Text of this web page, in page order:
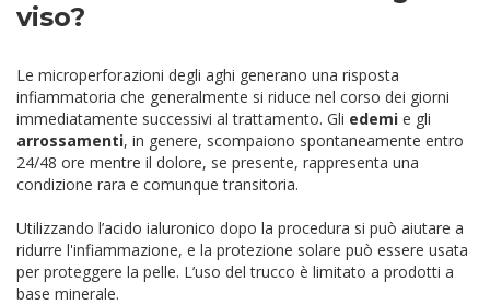
viso?
Le microperforazioni degli aghi generano una risposta
infiammatoria che generalmente si riduce nel corso dei giorni
immediatamente successivi al trattamento. Gli edemi e gli
arrossamenti, in genere, scompaiono spontaneamente entro
24/48 ore mentre il dolore, se presente, rappresenta una
condizione rara e comunque transitoria.
Utilizzando l’acido ialuronico dopo la procedura si può aiutare a
ridurre l'infiammazione, e la protezione solare può essere usata
per proteggere la pelle. L’uso del trucco è limitato a prodotti a
base minerale.